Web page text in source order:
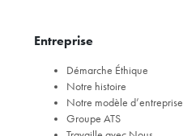
Entreprise
Démarche Éthique
Notre histoire
Notre modèle d’entreprise
Groupe ATS